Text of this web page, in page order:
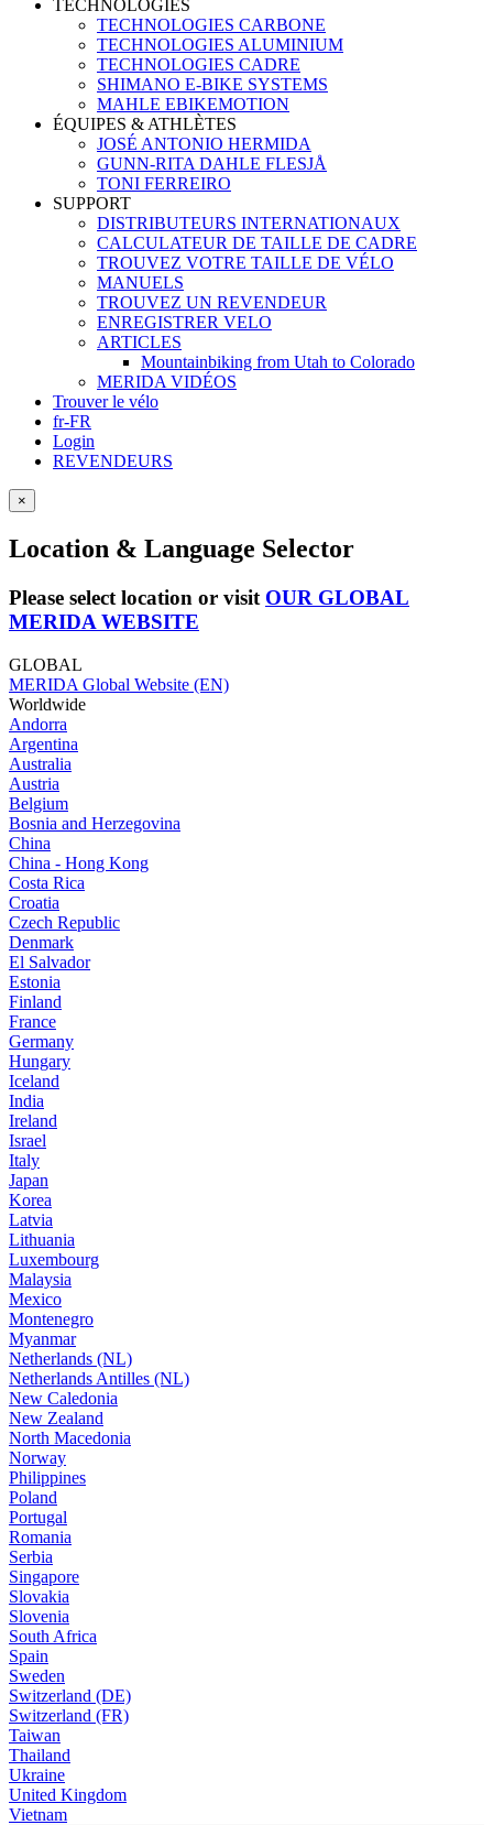
TECHNOLOGIES
TECHNOLOGIES CARBONE
TECHNOLOGIES ALUMINIUM
TECHNOLOGIES CADRE
SHIMANO E-BIKE SYSTEMS
MAHLE EBIKEMOTION
ÉQUIPES & ATHLÈTES
JOSÉ ANTONIO HERMIDA
GUNN-RITA DAHLE FLESJÅ
TONI FERREIRO
SUPPORT
DISTRIBUTEURS INTERNATIONAUX
CALCULATEUR DE TAILLE DE CADRE
TROUVEZ VOTRE TAILLE DE VÉLO
MANUELS
TROUVEZ UN REVENDEUR
ENREGISTRER VELO
ARTICLES
Mountainbiking from Utah to Colorado
MERIDA VIDÉOS
Trouver le vélo
fr-FR
Login
REVENDEURS
×
Location & Language Selector
Please select location or visit OUR GLOBAL
MERIDA WEBSITE
GLOBAL
MERIDA Global Website (EN)
Worldwide
Andorra
Argentina
Australia
Austria
Belgium
Bosnia and Herzegovina
China
China - Hong Kong
Costa Rica
Croatia
Czech Republic
Denmark
El Salvador
Estonia
Finland
France
Germany
Hungary
Iceland
India
Ireland
Israel
Italy
Japan
Korea
Latvia
Lithuania
Luxembourg
Malaysia
Mexico
Montenegro
Myanmar
Netherlands (NL)
Netherlands Antilles (NL)
New Caledonia
New Zealand
North Macedonia
Norway
Philippines
Poland
Portugal
Romania
Serbia
Singapore
Slovakia
Slovenia
South Africa
Spain
Sweden
Switzerland (DE)
Switzerland (FR)
Taiwan
Thailand
Ukraine
United Kingdom
Vietnam